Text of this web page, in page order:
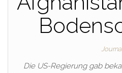
Die US-Regierung gab